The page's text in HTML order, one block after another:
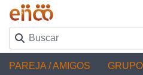
PAREJA / AMIGOS